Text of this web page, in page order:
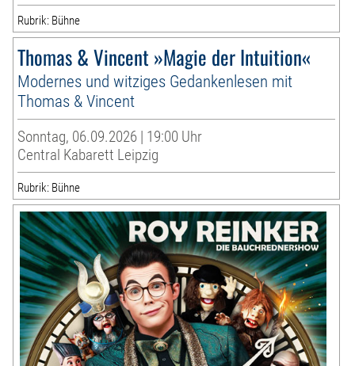
Rubrik: Bühne
Thomas & Vincent »Magie der Intuition«
Modernes und witziges Gedankenlesen mit
Thomas & Vincent
Sonntag, 06.09.2026 | 19:00 Uhr
Central Kabarett Leipzig
Rubrik: Bühne